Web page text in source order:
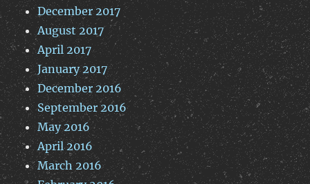
December 2017
August 2017
April 2017
January 2017
December 2016
September 2016
May 2016
April 2016
March 2016